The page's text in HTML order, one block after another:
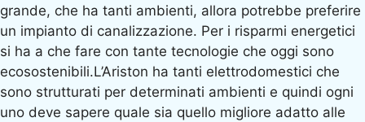
grande, che ha tanti ambienti, allora potrebbe preferire
un impianto di canalizzazione. Per i risparmi energetici
si ha a che fare con tante tecnologie che oggi sono
ecosostenibili.L’Ariston ha tanti elettrodomestici che
sono strutturati per determinati ambienti e quindi ogni
uno deve sapere quale sia quello migliore adatto alle